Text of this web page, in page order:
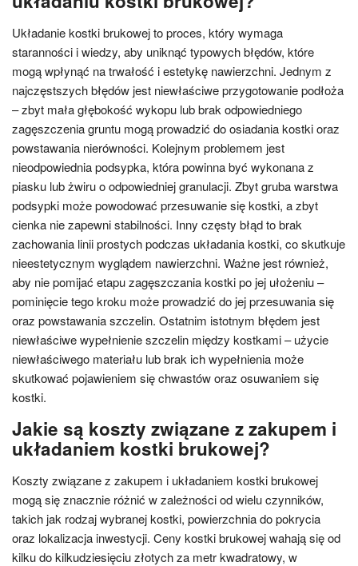
Układanie kostki brukowej to proces, który wymaga
staranności i wiedzy, aby uniknąć typowych błędów, które
mogą wpłynąć na trwałość i estetykę nawierzchni. Jednym z
najczęstszych błędów jest niewłaściwe przygotowanie podłoża
– zbyt mała głębokość wykopu lub brak odpowiedniego
zagęszczenia gruntu mogą prowadzić do osiadania kostki oraz
powstawania nierówności. Kolejnym problemem jest
nieodpowiednia podsypka, która powinna być wykonana z
piasku lub żwiru o odpowiedniej granulacji. Zbyt gruba warstwa
podsypki może powodować przesuwanie się kostki, a zbyt
cienka nie zapewni stabilności. Inny częsty błąd to brak
zachowania linii prostych podczas układania kostki, co skutkuje
nieestetycznym wyglądem nawierzchni. Ważne jest również,
aby nie pomijać etapu zagęszczania kostki po jej ułożeniu –
pominięcie tego kroku może prowadzić do jej przesuwania się
oraz powstawania szczelin. Ostatnim istotnym błędem jest
niewłaściwe wypełnienie szczelin między kostkami – użycie
niewłaściwego materiału lub brak ich wypełnienia może
skutkować pojawieniem się chwastów oraz osuwaniem się
kostki.
Jakie są koszty związane z zakupem i
układaniem kostki brukowej?
Koszty związane z zakupem i układaniem kostki brukowej
mogą się znacznie różnić w zależności od wielu czynników,
takich jak rodzaj wybranej kostki, powierzchnia do pokrycia
oraz lokalizacja inwestycji. Ceny kostki brukowej wahają się od
kilku do kilkudziesięciu złotych za metr kwadratowy, w